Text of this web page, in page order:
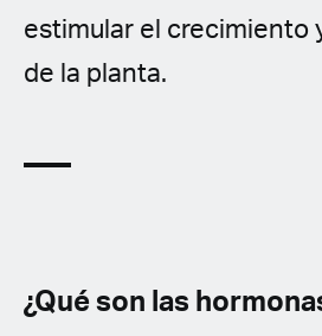
estimular el crecimiento
de la planta.
¿Qué son las